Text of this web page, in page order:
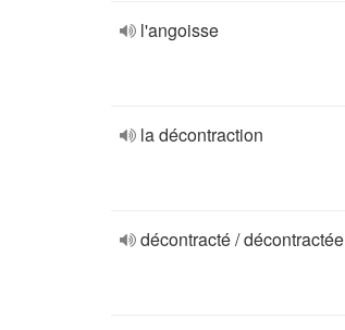
l'angoisse
la décontraction
décontracté / décontractée